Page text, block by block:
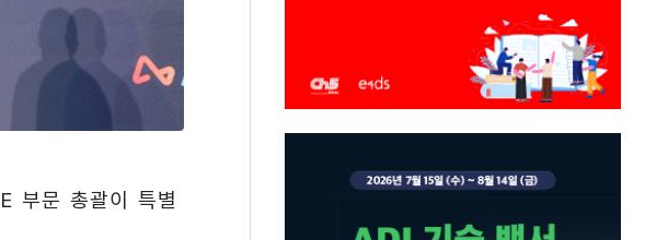
부문 총괄이 특별